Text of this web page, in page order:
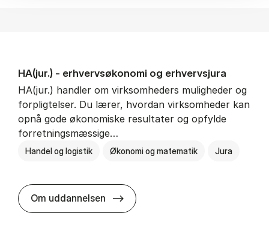
HA(jur.) - erhvervs­økonomi og erhvervs­jura
HA(jur.) handler om virksomheders muligheder og
forpligtelser. Du lærer, hvordan virksomheder kan
opnå gode økonomiske resultater og opfylde
forretningsmæssige…
Handel og logistik Økonomi og matematik Jura
Om uddannelsen HA(jur.) - erhvervs­økonomi og